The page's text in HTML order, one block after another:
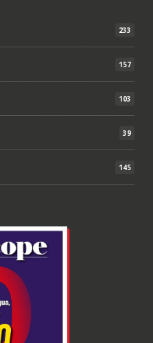
233
157
103
39
145